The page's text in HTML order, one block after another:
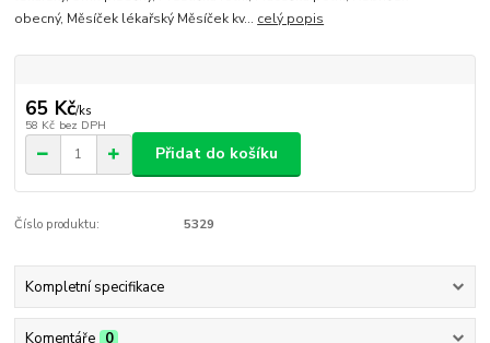
obecný, Měsíček lékařský Měsíček kv... celý popis
65 Kč/ks
58 Kč bez DPH
Přidat do košíku
Číslo produktu: 5329
Kompletní specifikace